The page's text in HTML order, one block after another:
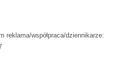
reklama/współpraca/dziennikarze: